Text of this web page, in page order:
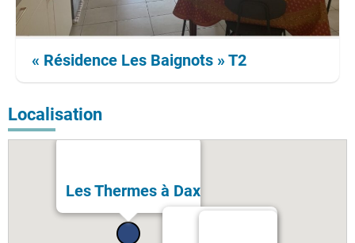
« Résidence Les Baignots » T2
Localisation
Les Thermes à Dax